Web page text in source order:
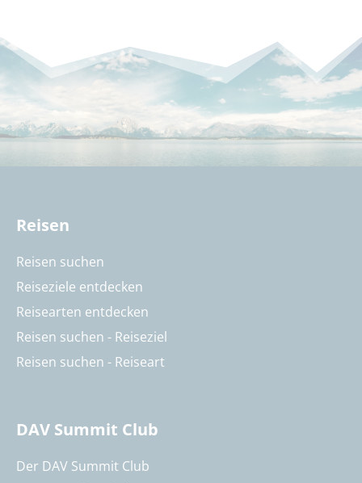
Reisen
Reisen suchen
Reiseziele entdecken
Reisearten entdecken
Reisen suchen - Reiseziel
Reisen suchen - Reiseart
DAV Summit Club
Der DAV Summit Club